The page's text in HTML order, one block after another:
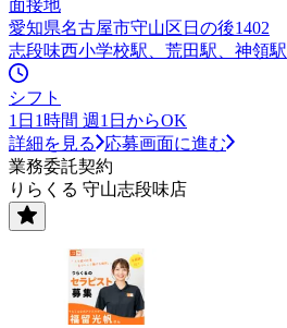
面接地
愛知県名古屋市守山区日の後1402
志段味西小学校駅、荒田駅、神領駅
シフト
1日1時間 週1日からOK
詳細を見る
応募画面に進む
業務委託契約
りらくる 守山志段味店